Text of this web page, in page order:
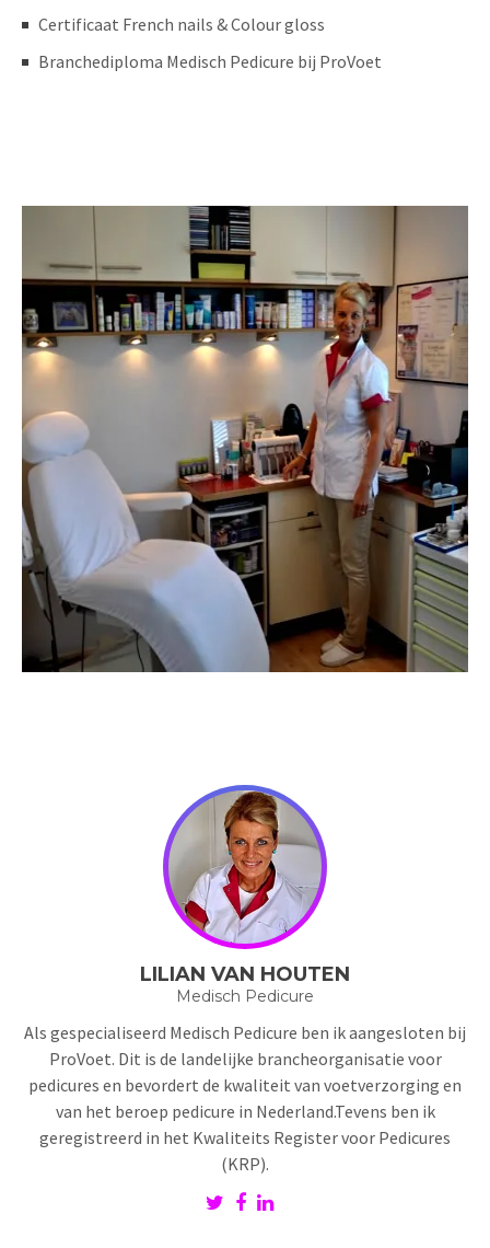
Certificaat French nails & Colour gloss
Branchediploma Medisch Pedicure bij ProVoet
LILIAN VAN HOUTEN
Medisch Pedicure
Als gespecialiseerd Medisch Pedicure ben ik aangesloten bij
ProVoet. Dit is de landelijke brancheorganisatie voor
pedicures en bevordert de kwaliteit van voetverzorging en
van het beroep pedicure in Nederland.Tevens ben ik
geregistreerd in het Kwaliteits Register voor Pedicures
(KRP).